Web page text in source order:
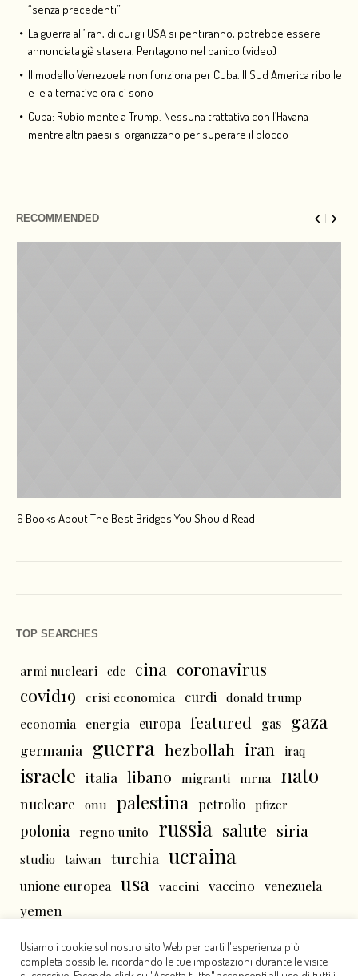
“senza precedenti”
La guerra all’Iran, di cui gli USA si pentiranno, potrebbe essere
annunciata già stasera. Pentagono nel panico (video)
Il modello Venezuela non funziona per Cuba. Il Sud America ribolle
e le alternative ora ci sono
Cuba: Rubio mente a Trump. Nessuna trattativa con l’Havana
mentre altri paesi si organizzano per superare il blocco
RECOMMENDED
6 Books About The Best Bridges You Should Read
TOP SEARCHES
armi nucleari cdc cina coronavirus
covid19 crisi economica curdi donald trump
economia energia europa featured gas gaza
germania guerra hezbollah iran iraq
israele italia libano migranti mrna nato
nucleare onu palestina petrolio pfizer
polonia regno unito russia salute siria
studio taiwan turchia ucraina
unione europea usa vaccini vaccino venezuela
yemen
Usiamo i cookie sul nostro sito Web per darti l'esperienza più
completa possibile, ricordando le tue impostazioni durante le visite